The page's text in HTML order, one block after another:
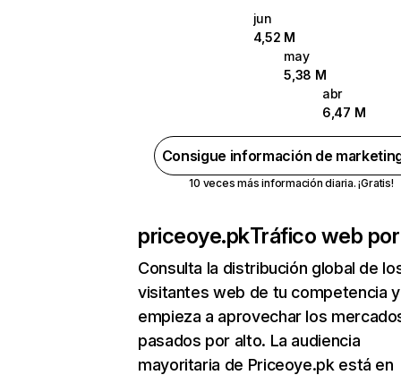
jun
4,52 M
may
5,38 M
abr
6,47 M
Consigue información de
10 veces más información diaria. ¡Gratis!
priceoye.pkTráfico web
Consulta la distribución global de
visitantes web de tu competencia y
empieza a aprovechar los
pasados por alto. La audiencia
mayoritaria de Priceoye.pk está en